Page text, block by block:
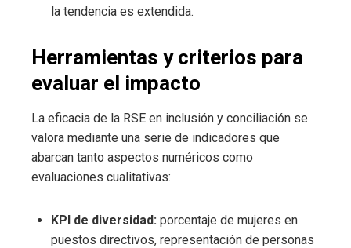
la tendencia es extendida.
Herramientas y criterios para
evaluar el impacto
La eficacia de la RSE en inclusión y conciliación se
valora mediante una serie de indicadores que
abarcan tanto aspectos numéricos como
evaluaciones cualitativas:
KPI de diversidad: porcentaje de mujeres en
puestos directivos, representación de personas